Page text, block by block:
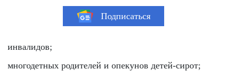
Подписаться
инвалидов;
многодетных родителей и опекунов детей-сирот;